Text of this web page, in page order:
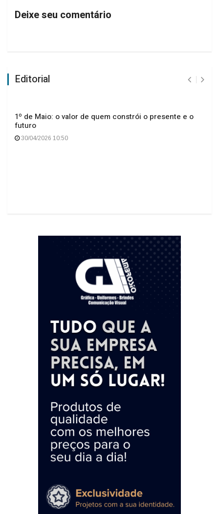
Deixe seu comentário
Editorial
1º de Maio: o valor de quem constrói o presente e o
futuro
30/04/2026 10:50